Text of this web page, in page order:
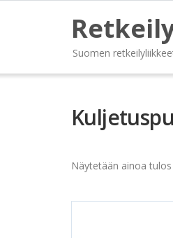
Suomen
Näytetään ainoa tulos